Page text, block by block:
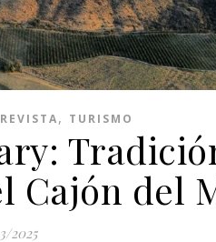
, TURISMO
Cajón del
2025